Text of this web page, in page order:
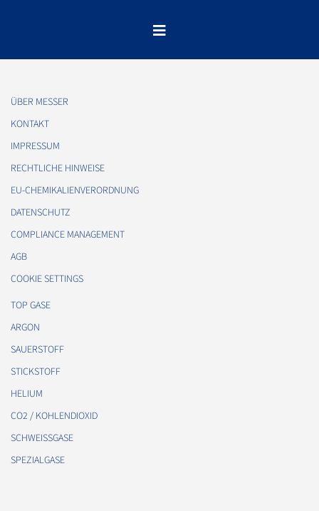
ÜBER MESSER
KONTAKT
IMPRESSUM
RECHTLICHE HINWEISE
EU-CHEMIKALIENVERORDNUNG
DATENSCHUTZ
COMPLIANCE MANAGEMENT
AGB
COOKIE SETTINGS
TOP GASE
ARGON
SAUERSTOFF
STICKSTOFF
HELIUM
CO2 / KOHLENDIOXID
SCHWEISSGASE
SPEZIALGASE